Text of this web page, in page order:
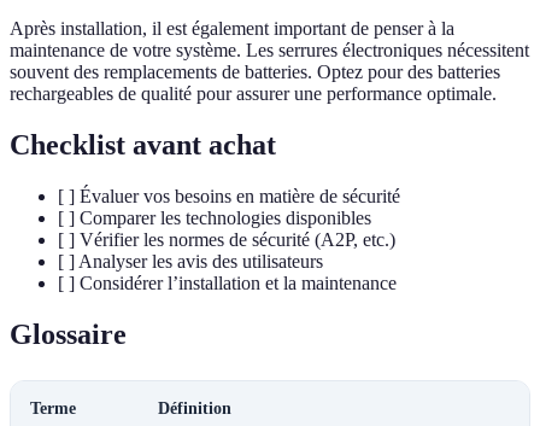
Après installation, il est également important de penser à la
maintenance de votre système. Les serrures électroniques nécessitent
souvent des remplacements de batteries. Optez pour des batteries
rechargeables de qualité pour assurer une performance optimale.
Checklist avant achat
[ ] Évaluer vos besoins en matière de sécurité
[ ] Comparer les technologies disponibles
[ ] Vérifier les normes de sécurité (A2P, etc.)
[ ] Analyser les avis des utilisateurs
[ ] Considérer l’installation et la maintenance
Glossaire
Terme Définition